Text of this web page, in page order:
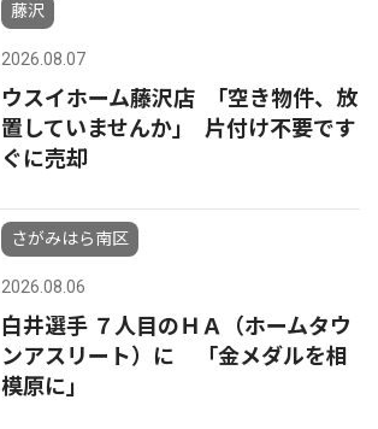
藤沢
2026.08.07
ウスイホーム藤沢店 ｢空き物件、放
置していませんか｣ 片付け不要です
ぐに売却
さがみはら南区
2026.08.06
白井選手 ７人目のＨＡ（ホームタウ
ンアスリート）に 「金メダルを相
模原に」